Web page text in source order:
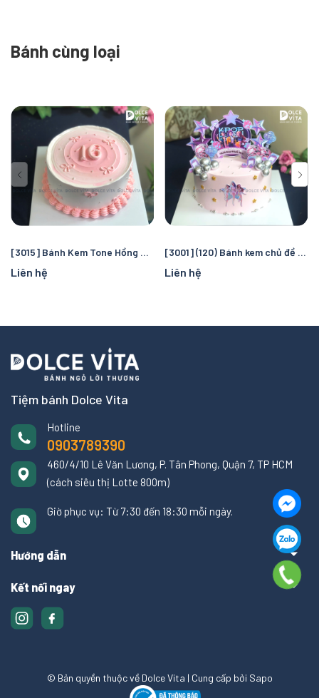
Bánh cùng loại
[3015] Bánh Kem Tone Hồng Nữ Tính Ghi Số Tuổi Nổi Bật
Liên hệ
[3001] (120) Bánh kem chủ đề Rumi cho fan K-pop
Liên hệ
Tiệm bánh Dolce Vita
Hotline
0903789390
460/4/10 Lê Văn Lương, P. Tân Phong, Quận 7, TP HCM
(cách siêu thị Lotte 800m)
Giờ phục vụ: Từ 7:30 đến 18:30 mỗi ngày.
Hướng dẫn
Kết nối ngay
© Bản quyền thuộc về Dolce Vita | Cung cấp bởi Sapo